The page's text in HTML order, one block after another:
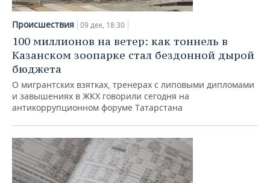
Происшествия 09 дек, 18:30
100 миллионов на ветер: как тоннель в
Казанском зоопарке стал бездонной дырой
бюджета
О мигрантских взятках, тренерах с липовыми дипломами
и завышениях в ЖКХ говорили сегодня на
антикоррупционном форуме Татарстана